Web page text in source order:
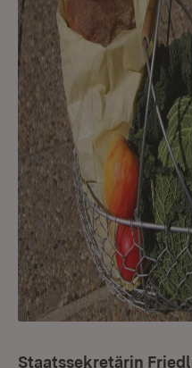
Staatssekretärin